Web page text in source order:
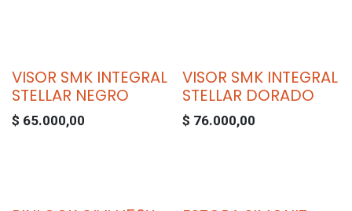
VISOR SMK INTEGRAL
STELLAR NEGRO
$ 65.000,00
VISOR SMK INTEGRAL
STELLAR DORADO
$ 76.000,00